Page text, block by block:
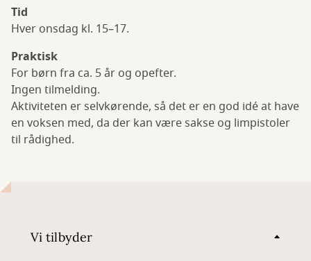
Tid
Hver onsdag kl. 15–17.
Praktisk
For børn fra ca. 5 år og opefter.
Ingen tilmelding.
Aktiviteten er selvkørende, så det er en god idé at have
en voksen med, da der kan være sakse og limpistoler
til rådighed.
Vi tilbyder